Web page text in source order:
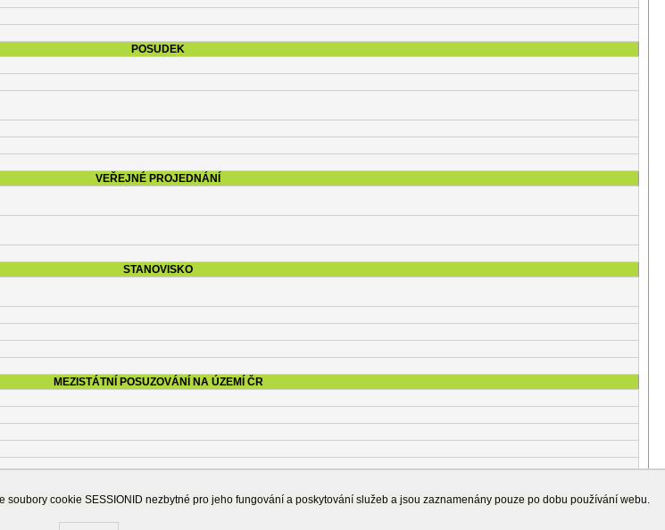
POSUDEK
VEŘEJNÉ PROJEDNÁNÍ
STANOVISKO
MEZISTÁTNÍ POSUZOVÁNÍ NA ÚZEMÍ ČR
OSTATNÍ INFORMACE
cookie SESSIONID nezbytné pro jeho fungování a poskytování služeb a jsou zaznamenány pouze po dobu používání webu.